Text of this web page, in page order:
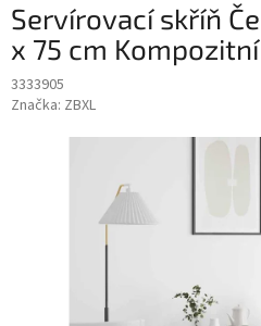
Servírovací skříň
x 75 cm
3333905
Značka: ZBXL